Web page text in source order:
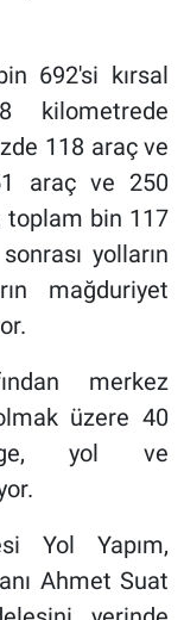
692'si kırsal
118 araç ve
araç ve 250
toplam bin 117
yolların
mağduriyet
merkez
üzere 40
yol ve
Yol Yapım,
Ahmet Suat